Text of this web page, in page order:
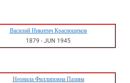
Василий Никитич Краснощеков
1879 -JUN 1945
Неонила Филлиповна Пазина